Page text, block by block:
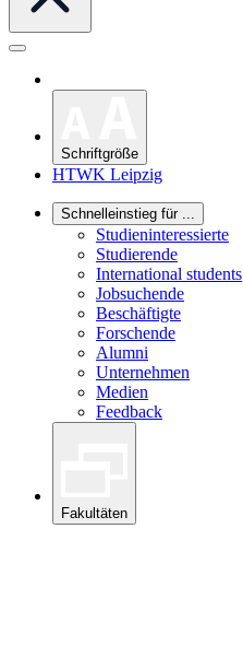
Schriftgröße
HTWK Leipzig
Schnelleinstieg für ...
Studieninteressierte
Studierende
International students
Jobsuchende
Beschäftigte
Forschende
Alumni
Unternehmen
Medien
Feedback
Fakultäten